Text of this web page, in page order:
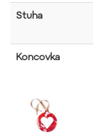
Stuha
Koncovka